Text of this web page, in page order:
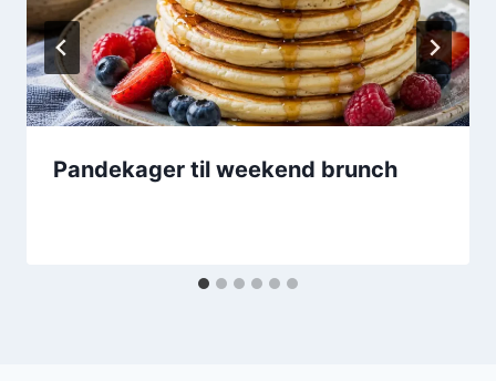
Pandekager til weekend brunch